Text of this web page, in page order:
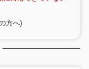
方へ)